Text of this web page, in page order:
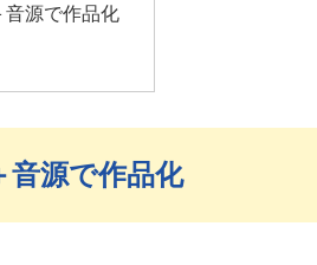
音源で作品化
音源で作品化